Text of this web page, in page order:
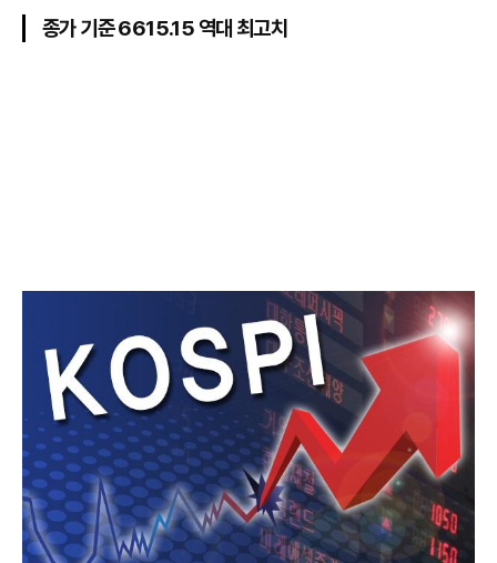
종가 기준 6615.15 역대 최고치